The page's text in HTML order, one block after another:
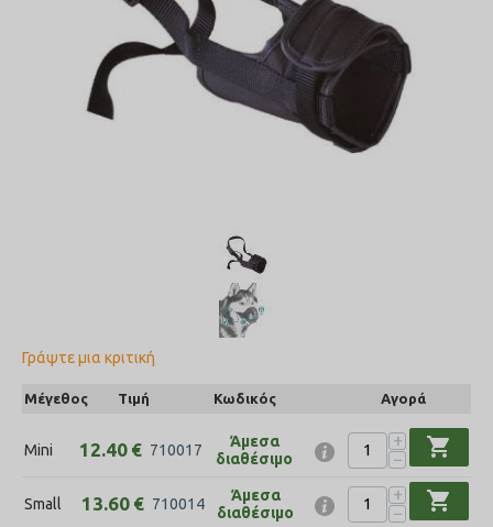
Γράψτε μια κριτική
Μέγεθος Τιμή Κωδικός Αγορά
Mini 12.40 € 710017
Άμεσα
διαθέσιμο
+
−
shopping_cart
Small 13.60 € 710014
Άμεσα
διαθέσιμο
+
−
shopping_cart